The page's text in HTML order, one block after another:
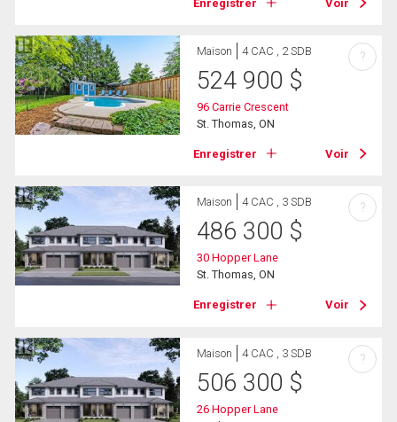
Enregistrer Voir
Maison 4 CAC , 2 SDB
524 900 $
96 Carrie Crescent
St. Thomas, ON
Enregistrer Voir
?
Maison 4 CAC , 3 SDB
486 300 $
30 Hopper Lane
St. Thomas, ON
Enregistrer Voir
?
Maison 4 CAC , 3 SDB
506 300 $
26 Hopper Lane
?